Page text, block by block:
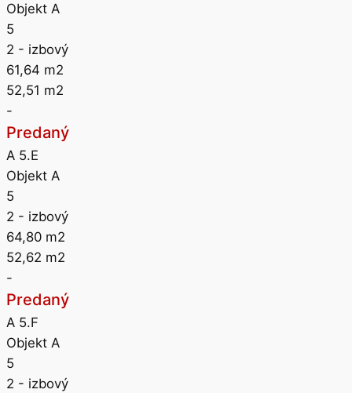
Objekt A
5
2 - izbový
61,64 m2
52,51 m2
-
Predaný
A 5.E
Objekt A
5
2 - izbový
64,80 m2
52,62 m2
-
Predaný
A 5.F
Objekt A
5
2 - izbový